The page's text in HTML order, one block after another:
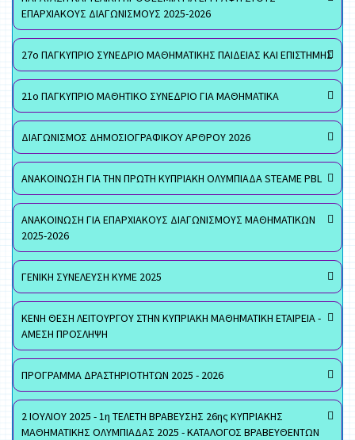
ΕΠΑΡΧΙΑΚΟΥΣ ΔΙΑΓΩΝΙΣΜΟΥΣ 2025-2026
27ο ΠΑΓΚΥΠΡΙΟ ΣΥΝΕΔΡΙΟ ΜΑΘΗΜΑΤΙΚΗΣ ΠΑΙΔΕΙΑΣ ΚΑΙ ΕΠΙΣΤΗΜΗΣ
21ο ΠΑΓΚΥΠΡΙΟ ΜΑΘΗΤΙΚΟ ΣΥΝΕΔΡΙΟ ΓΙΑ ΜΑΘΗΜΑΤΙΚΑ
ΔΙΑΓΩΝΙΣΜΟΣ ΔΗΜΟΣΙΟΓΡΑΦΙΚΟΥ ΑΡΘΡΟΥ 2026
ΑΝΑΚΟΙΝΩΣΗ ΓΙΑ ΤΗΝ ΠΡΩΤΗ ΚΥΠΡΙΑΚΗ ΟΛΥΜΠΙΑΔΑ STEAME PBL
ΑΝΑΚΟΙΝΩΣΗ ΓΙΑ ΕΠΑΡΧΙΑΚΟΥΣ ΔΙΑΓΩΝΙΣΜΟΥΣ ΜΑΘΗΜΑΤΙΚΩΝ
2025-2026
ΓΕΝΙΚΗ ΣΥΝΕΛΕΥΣΗ ΚΥΜΕ 2025
ΚΕΝΗ ΘΕΣΗ ΛΕΙΤΟΥΡΓΟΥ ΣΤΗΝ ΚΥΠΡΙΑΚΗ ΜΑΘΗΜΑΤΙΚΗ ΕΤΑΙΡΕΙΑ -
ΑΜΕΣΗ ΠΡΟΣΛΗΨΗ
ΠΡΟΓΡΑΜΜΑ ΔΡΑΣΤΗΡΙΟΤΗΤΩΝ 2025 - 2026
2 ΙΟΥΛΙΟΥ 2025 - 1η ΤΕΛΕΤΗ ΒΡΑΒΕΥΣΗΣ 26ης ΚΥΠΡΙΑΚΗΣ
ΜΑΘΗΜΑΤΙΚΗΣ ΟΛΥΜΠΙΑΔΑΣ 2025 - ΚΑΤΑΛΟΓΟΣ ΒΡΑΒΕΥΘΕΝΤΩΝ